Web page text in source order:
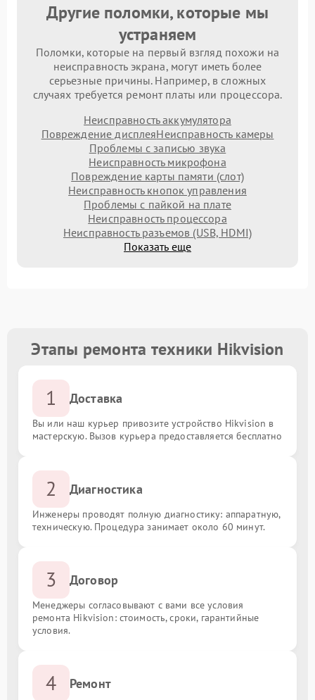
Другие поломки, которые мы
устраняем
Поломки, которые на первый взгляд похожи на
неисправность экрана, могут иметь более
серьезные причины. Например, в сложных
случаях требуется ремонт платы или процессора.
Неисправность аккумулятора
Повреждение дисплеяНеисправность камеры
Проблемы с записью звука
Неисправность микрофона
Повреждение карты памяти (слот)
Неисправность кнопок управления
Проблемы с пайкой на плате
Неисправность процессора
Неисправность разъемов (USB, HDMI)
Показать еще
Этапы ремонта техники Hikvision
1 Доставка
Вы или наш курьер привозите устройство Hikvision в
мастерскую. Вызов курьера предоставляется бесплатно
2 Диагностика
Инженеры проводят полную диагностику: аппаратную,
техническую. Процедура занимает около 60 минут.
3 Договор
Менеджеры согласовывают с вами все условия
ремонта Hikvision: стоимость, сроки, гарантийные
условия.
4 Ремонт